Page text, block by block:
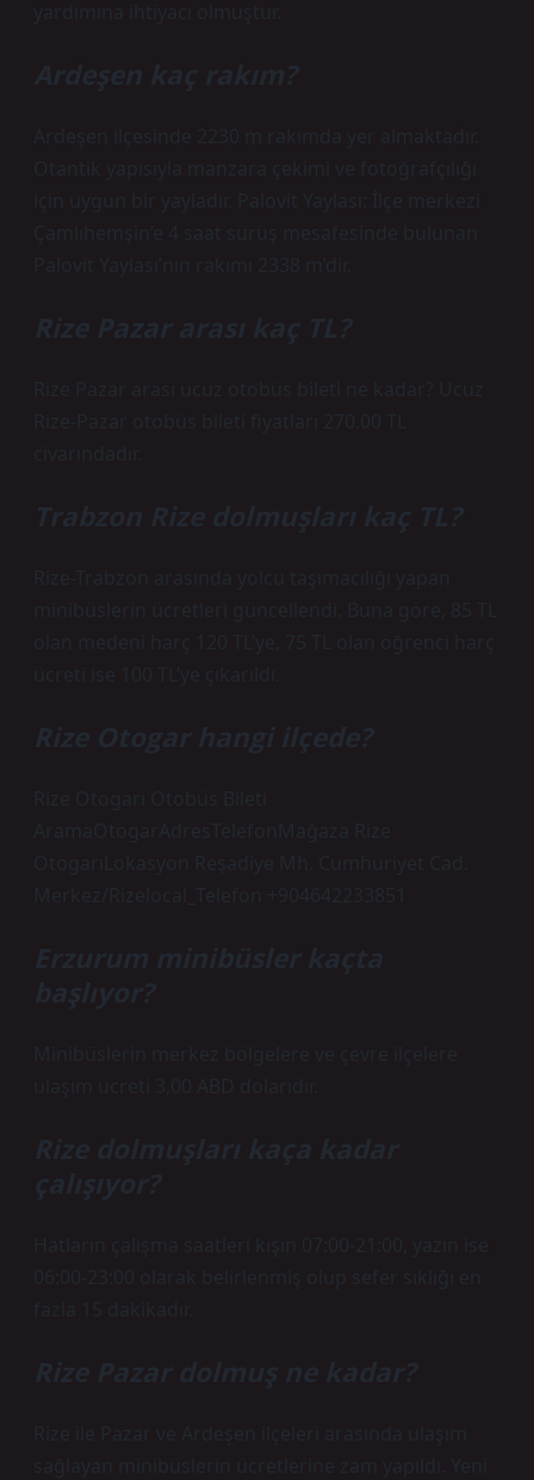
yardımına ihtiyacı olmuştur.
Ardeşen kaç rakım?
Ardeşen ilçesinde 2230 m rakımda yer almaktadır.
Otantik yapısıyla manzara çekimi ve fotoğrafçılığı
için uygun bir yayladır. Palovit Yaylası: İlçe merkezi
Çamlıhemşin’e 4 saat sürüş mesafesinde bulunan
Palovit Yaylası’nın rakımı 2338 m’dir.
Rize Pazar arası kaç TL?
Rize Pazar arası ucuz otobüs bileti ne kadar? Ucuz
Rize-Pazar otobüs bileti fiyatları 270.00 TL
civarındadır.
Trabzon Rize dolmuşları kaç TL?
Rize-Trabzon arasında yolcu taşımacılığı yapan
minibüslerin ücretleri güncellendi. Buna göre, 85 TL
olan medeni harç 120 TL’ye, 75 TL olan öğrenci harç
ücreti ise 100 TL’ye çıkarıldı.
Rize Otogar hangi ilçede?
Rize Otogarı Otobüs Bileti
AramaOtogarAdresTelefonMağaza Rize
OtogarıLokasyon Reşadiye Mh. Cumhuriyet Cad.
Merkez/Rizelocal_Telefon +904642233851
Erzurum minibüsler kaçta
başlıyor?
Minibüslerin merkez bölgelere ve çevre ilçelere
ulaşım ücreti 3,00 ABD dolarıdır.
Rize dolmuşları kaça kadar
çalışıyor?
Hatların çalışma saatleri kışın 07:00-21:00, yazın ise
06:00-23:00 olarak belirlenmiş olup sefer sıklığı en
fazla 15 dakikadır.
Rize Pazar dolmuş ne kadar?
Rize ile Pazar ve Ardeşen ilçeleri arasında ulaşım
sağlayan minibüslerin ücretlerine zam yapıldı. Yeni